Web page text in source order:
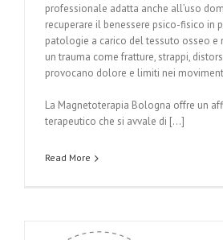
professionale adatta anche all’uso
recuperare il benessere psico-fisico in
patologie a carico del tessuto osseo e
un trauma come fratture, strappi,
provocano dolore e limiti nei
La Magnetoterapia Bologna offre un
terapeutico che si avvale di […]
Read More